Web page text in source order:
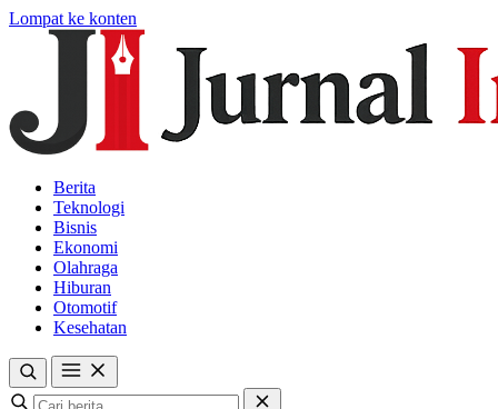
Lompat ke konten
Berita
Teknologi
Bisnis
Ekonomi
Olahraga
Hiburan
Otomotif
Kesehatan